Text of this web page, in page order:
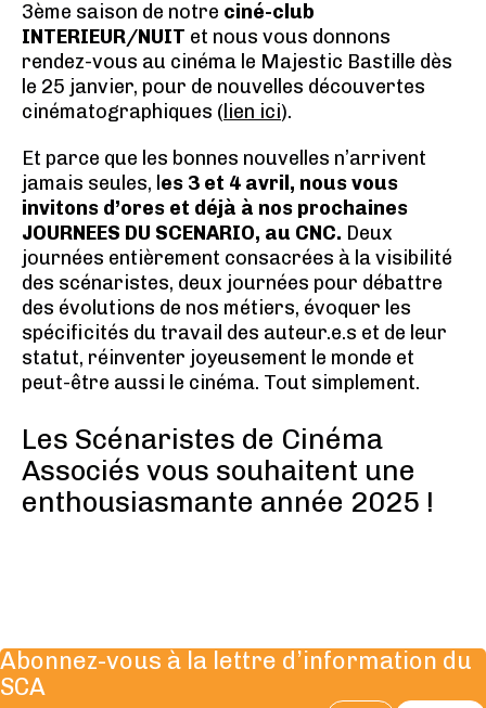
3ème saison de notre ciné-club
INTERIEUR/NUIT et nous vous donnons
rendez-vous au cinéma le Majestic Bastille dès
le 25 janvier, pour de nouvelles découvertes
cinématographiques ( lien ici).
Et parce que les bonnes nouvelles n’arrivent
jamais seules, l es 3 et 4 avril, nous vous
invitons d’ores et déjà à nos prochaines
JOURNEES DU SCENARIO, au CNC. Deux
journées entièrement consacrées à la visibilité
des scénaristes, deux journées pour débattre
des évolutions de nos métiers, évoquer les
spécificités du travail des auteur.e.s et de leur
statut, réinventer joyeusement le monde et
peut-être aussi le cinéma. Tout simplement.
Les Scénaristes de Cinéma
Associés vous souhaitent une
enthousiasmante année 2025 !
Abonnez-vous à la lettre d’information du
SCA